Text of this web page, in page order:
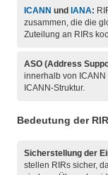
ICANN und IANA:
zusammen, die die
Zuteilung an RIRs
ASO (Address
innerhalb von
ICANN-Struktur.
Bedeutung der
Sicherstellung der
stellen RIRs sicher,